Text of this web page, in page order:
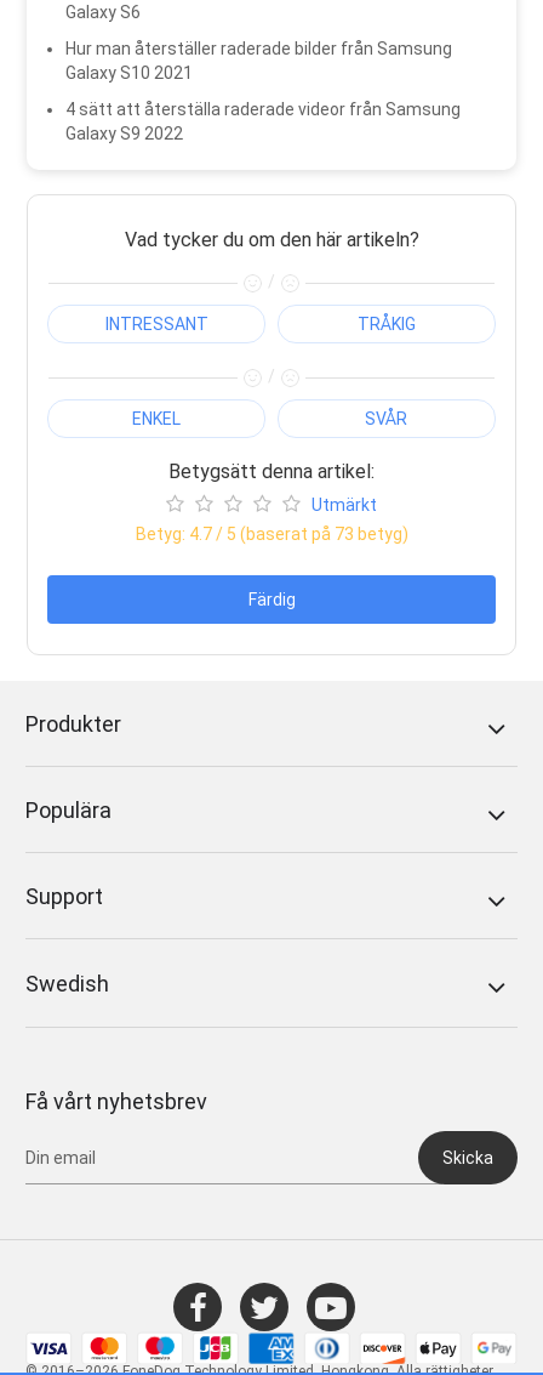
Galaxy S6
Hur man återställer raderade bilder från Samsung
Galaxy S10 2021
4 sätt att återställa raderade videor från Samsung
Galaxy S9 2022
Vad tycker du om den här artikeln?
/
INTRESSANT TRÅKIG
/
ENKEL SVÅR
Betygsätt denna artikel:
Utmärkt
Betyg: 4.7/ 5 (baserat på 73 betyg)
Färdig
Produkter
Populära
Support
Swedish
Få vårt nyhetsbrev
Skicka
© 2016–2026 FoneDog Technology Limited, Hongkong. Alla rättigheter